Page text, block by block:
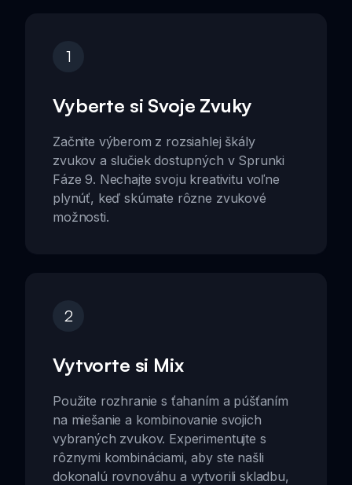
1
Vyberte si Svoje Zvuky
Začnite výberom z rozsiahlej škály
zvukov a slučiek dostupných v Sprunki
Fáze 9. Nechajte svoju kreativitu voľne
plynúť, keď skúmate rôzne zvukové
možnosti.
2
Vytvorte si Mix
Použite rozhranie s ťahaním a púšťaním
na miešanie a kombinovanie svojich
vybraných zvukov. Experimentujte s
rôznymi kombináciami, aby ste našli
dokonalú rovnováhu a vytvorili skladbu,